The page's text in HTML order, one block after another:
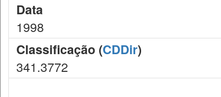
Data
1998
Classificação (CDDir)
341.3772